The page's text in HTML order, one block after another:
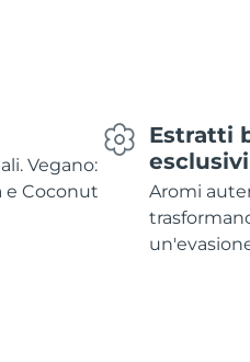
Vegano:
e Coconut
Estratti
esclusivi
Aromi